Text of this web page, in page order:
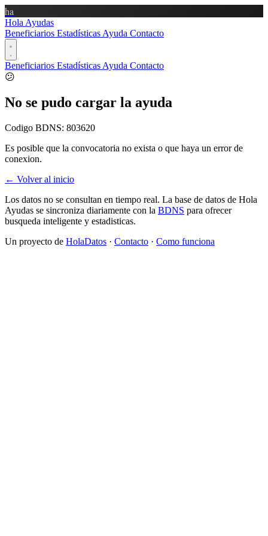
ha
Hola Ayudas
Beneficiarios Estadísticas Ayuda Contacto
Beneficiarios Estadísticas Ayuda Contacto
😕
No se pudo cargar la ayuda
Codigo BDNS: 803620
Es posible que la convocatoria no exista o que haya un error de
conexion.
← Volver al inicio
Los datos no se consultan en tiempo real. La base de datos de Hola
Ayudas se sincroniza diariamente con la BDNS para ofrecer
busqueda inteligente y estadisticas.
Un proyecto de HolaDatos · Contacto · Como funciona